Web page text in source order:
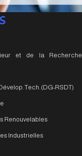
et de la Recherche
Tech. (DG-RSDT)
Renouvelables
Industrielles